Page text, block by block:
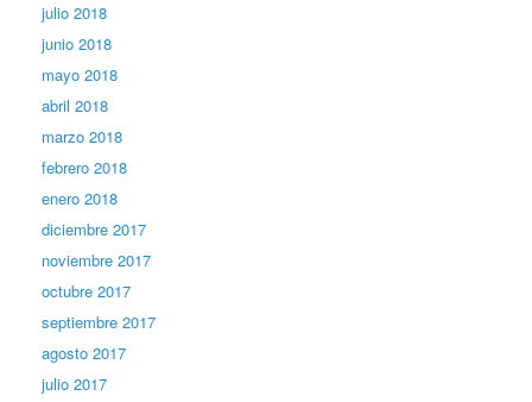
julio 2018
junio 2018
mayo 2018
abril 2018
marzo 2018
febrero 2018
enero 2018
diciembre 2017
noviembre 2017
octubre 2017
septiembre 2017
agosto 2017
julio 2017